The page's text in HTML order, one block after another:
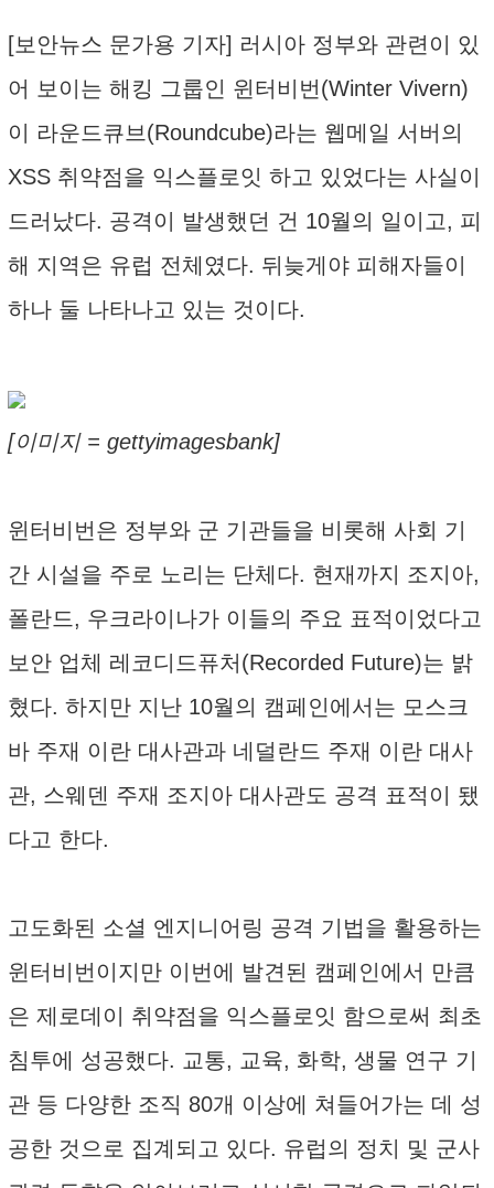
[보안뉴스 문가용 기자] 러시아 정부와 관련이 있
어 보이는 해킹 그룹인 윈터비번(Winter Vivern)
이 라운드큐브(Roundcube)라는 웹메일 서버의
XSS 취약점을 익스플로잇 하고 있었다는 사실이
드러났다. 공격이 발생했던 건 10월의 일이고, 피
해 지역은 유럽 전체였다. 뒤늦게야 피해자들이
하나 둘 나타나고 있는 것이다.
[이미지 = gettyimagesbank]
윈터비번은 정부와 군 기관들을 비롯해 사회 기
간 시설을 주로 노리는 단체다. 현재까지 조지아,
폴란드, 우크라이나가 이들의 주요 표적이었다고
보안 업체 레코디드퓨처(Recorded Future)는 밝
혔다. 하지만 지난 10월의 캠페인에서는 모스크
바 주재 이란 대사관과 네덜란드 주재 이란 대사
관, 스웨덴 주재 조지아 대사관도 공격 표적이 됐
다고 한다.
고도화된 소셜 엔지니어링 공격 기법을 활용하는
윈터비번이지만 이번에 발견된 캠페인에서 만큼
은 제로데이 취약점을 익스플로잇 함으로써 최초
침투에 성공했다. 교통, 교육, 화학, 생물 연구 기
관 등 다양한 조직 80개 이상에 쳐들어가는 데 성
공한 것으로 집계되고 있다. 유럽의 정치 및 군사